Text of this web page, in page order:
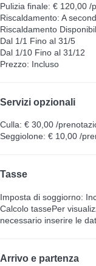
Pulizia finale: € 120,00 /
Riscaldamento: A
Riscaldamento
Dal 1/1 Fino al 31/5
Dal 1/10 Fino al 31/12
Prezzo: Incluso
Servizi opzionali
Culla: € 30,00 /
Seggiolone: € 10,00 /
Tasse
Imposta di soggiorno:
Calcolo tassePer
necessario inserire le
Arrivo e partenza